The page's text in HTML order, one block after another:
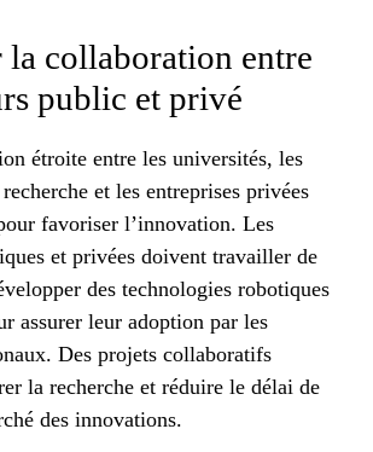
la collaboration entre
public et privé
étroite entre les universités, les
et les entreprises privées
favoriser l’innovation. Les
et privées doivent travailler de
des technologies robotiques
assurer leur adoption par les
Des projets collaboratifs
la recherche et réduire le délai de
des innovations.